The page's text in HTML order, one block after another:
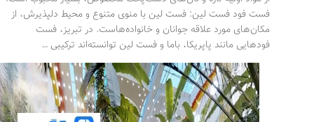
فست فود فست لین: فست لین با منوی متنوع و محیط دلپذیرش، از
مکان‌های مورد علاقه جوانان و خانواده‌هاست. در تبریز، فست
فودهایی مانند پاپریکا، باما و فست لین توانسته‌اند ترکیبی …